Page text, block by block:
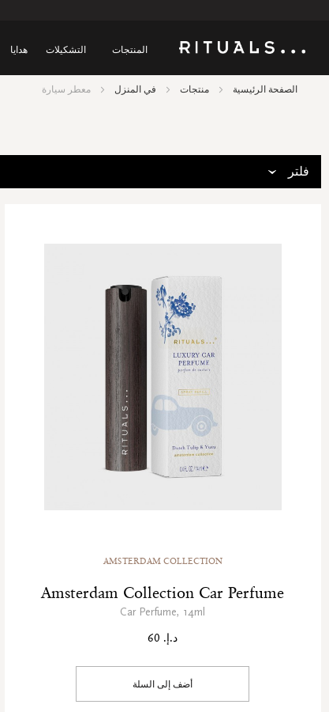
المنتجات التشكيلات هدايا
الصفحة الرئيسية منتجات في المنزل معطر سيارة
فلتر
AMSTERDAM COLLECTION
Amsterdam Collection Car Perfume
Car Perfume, 14ml
د.إ. 60
أضف إلى السلة